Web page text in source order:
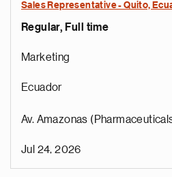
Sales Representative - Quito,
Regular, Full time
Marketing
Ecuador
Av. Amazonas
Jul 24, 2026